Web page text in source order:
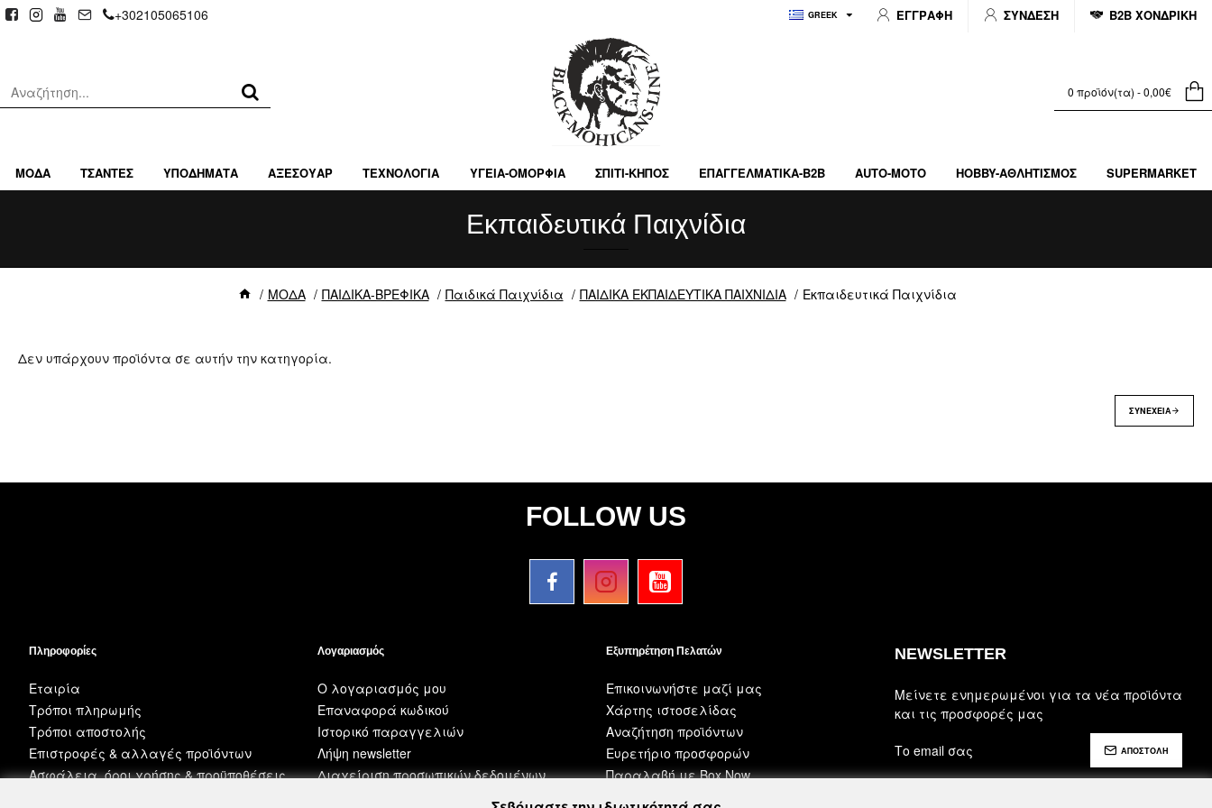
+302105065106 GREEK ΕΓΓΡΑΦΗ ΣΥΝΔΕΣΗ B2B ΧΟΝΔΡΙΚΗ
0 προϊόν(τα) - 0,00€
ΜΟΔΑ ΤΣΑΝΤΕΣ ΥΠΟΔΗΜΑΤΑ ΑΞΕΣΟΥΑΡ ΤΕΧΝΟΛΟΓΙΑ ΥΓΕΙΑ-ΟΜΟΡΦΙΑ ΣΠΙΤΙ-ΚΗΠΟΣ ΕΠΑΓΓΕΛΜΑΤΙΚA-B2B AUTO-MOTO HOBBY-ΑΘΛΗΤΙΣΜΌΣ SUPERMARKET
ΜΟΔΑ ΠΑΙΔΙΚΑ-ΒΡΕΦΙΚΑ Παιδικά Παιχνίδια ΠΑΙΔΙΚΑ ΕΚΠΑΙΔΕΥΤΙΚΑ ΠΑΙΧΝΙΔΙΑ Εκπαιδευτικά Παιχνίδια
Εκπαιδευτικά Παιχνίδια
Δεν υπάρχουν προϊόντα σε αυτήν την κατηγορία.
ΣΥΝΈΧΕΙΑ
FOLLOW US
Πληροφορίες
Εταιρία
Τρόποι πληρωμής
Τρόποι αποστολής
Επιστροφές & αλλαγές προϊόντων
Ασφάλεια, όροι χρήσης & προϋποθέσεις
Λογαριασμός
Ο λογαριασμός μου
Επαναφορά κωδικού
Ιστορικό παραγγελιών
Λήψη newsletter
Διαχείριση προσωπικών δεδομένων
Εξυπηρέτηση Πελατών
Επικοινωνήστε μαζί μας
Χάρτης ιστοσελίδας
Αναζήτηση προϊόντων
Ευρετήριο προσφορών
Παραλαβή με Box Now
NEWSLETTER
Μείνετε ενημερωμένοι για τα νέα προϊόντα
και τις προσφορές μας
ΑΠΟΣΤΟΛΗ